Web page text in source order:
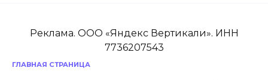
Реклама. ООО «Яндекс Вертикали». ИНН
7736207543
ГЛАВНАЯ СТРАНИЦА